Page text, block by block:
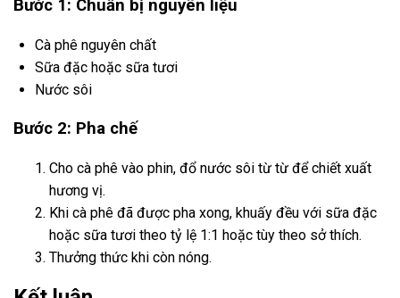
Bước 1: Chuẩn bị nguyên liệu
Cà phê nguyên chất
Sữa đặc hoặc sữa tươi
Nước sôi
Bước 2: Pha chế
Cho cà phê vào phin, đổ nước sôi từ từ để chiết xuất
hương vị.
Khi cà phê đã được pha xong, khuấy đều với sữa đặc
hoặc sữa tươi theo tỷ lệ 1:1 hoặc tùy theo sở thích.
Thưởng thức khi còn nóng.